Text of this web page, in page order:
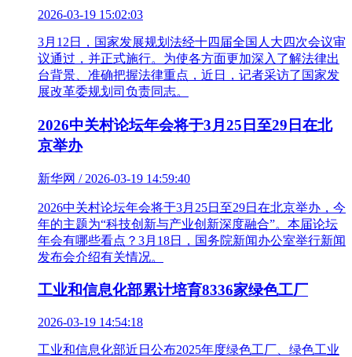
2026-03-19 15:02:03
3月12日，国家发展规划法经十四届全国人大四次会议审
议通过，并正式施行。为使各方面更加深入了解法律出
台背景、准确把握法律重点，近日，记者采访了国家发
展改革委规划司负责同志。
2026中关村论坛年会将于3月25日至29日在北
京举办
新华网 / 2026-03-19 14:59:40
2026中关村论坛年会将于3月25日至29日在北京举办，今
年的主题为“科技创新与产业创新深度融合”。本届论坛
年会有哪些看点？3月18日，国务院新闻办公室举行新闻
发布会介绍有关情况。
工业和信息化部累计培育8336家绿色工厂
2026-03-19 14:54:18
工业和信息化部近日公布2025年度绿色工厂、绿色工业